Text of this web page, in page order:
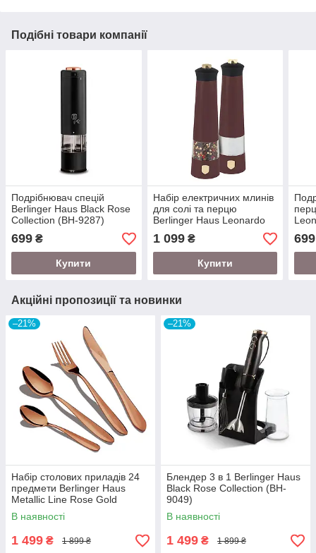
Подібні товари компанії
Подрібнювач спецій
Berlinger Haus Black Rose
Collection (BH-9287)
699 ₴
Купити
Набір електричних млинів
для солі та перцю
Berlinger Haus Leonardo
Collection (BH-9555)
1 099₴
Купити
699
Акційні пропозиції та новинки
–21%
Набір столових приладів 24
предмети Berlinger Haus
Metallic Line Rose Gold
Edition (BH-2623)
В наявності
1 499 ₴ 1 899 ₴
–21%
Блендер 3 в 1 Berlinger Haus
Black Rose Collection (BH-
9049)
В наявності
1 499 ₴ 1 899 ₴